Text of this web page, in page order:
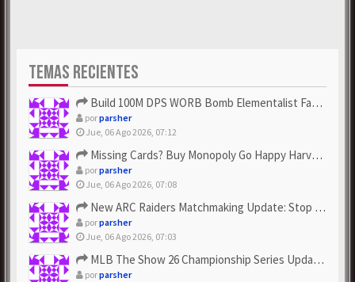
TEMAS RECIENTES
Build 100M DPS WORB Bomb Elementalist Fast - Grab POE Curren...
porparsher
Jue, 06 Ago 2026, 07:12
Missing Cards? Buy Monopoly Go Happy Harvest with Looney Tun...
porparsher
Jue, 06 Ago 2026, 07:08
New ARC Raiders Matchmaking Update: Stop Failed - Grab Bluep...
porparsher
Jue, 06 Ago 2026, 07:03
MLB The Show 26 Championship Series Update! Get Cheap & ...
porparsher